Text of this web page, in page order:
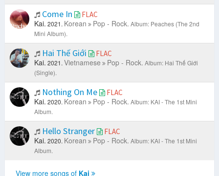
Come In FLAC
Kai. 2021. Korean Pop - Rock. Album: Peaches (The 2nd
Mini Album).
Hai Thế Giới FLAC
Kai. 2021. Vietnamese Pop - Rock. Album: Hai Thế Giới
(Single).
Nothing On Me FLAC
Kai. 2020. Korean Pop - Rock. Album: KAI - The 1st Mini
Album.
Hello Stranger FLAC
Kai. 2020. Korean Pop - Rock. Album: KAI - The 1st Mini
Album.
View more songs of Kai